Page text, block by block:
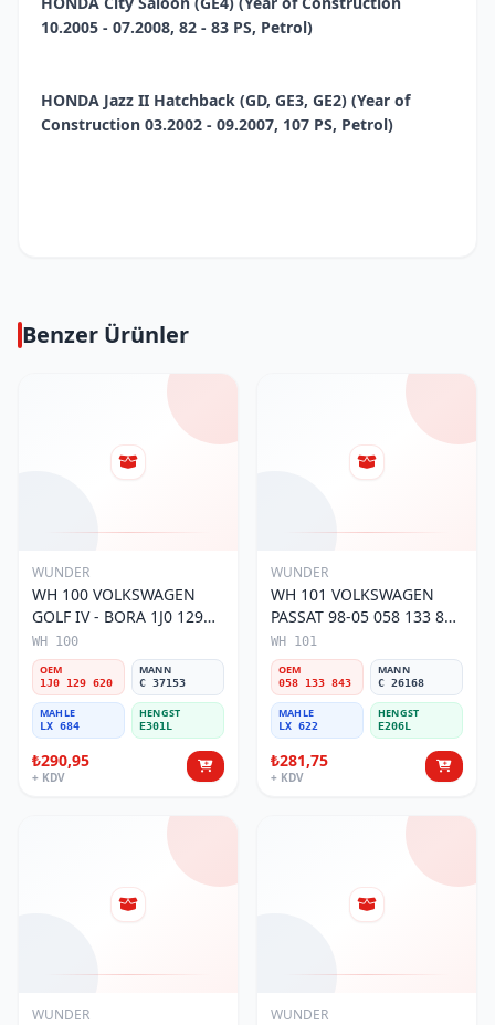
10.2005 - 07.2008, 82 - 83 PS, Petrol)
HONDA Jazz II Hatchback (GD, GE3, GE2) (Year of
Construction 03.2002 - 09.2007, 107 PS, Petrol)
Benzer Ürünler
WUNDER
WH 100 VOLKSWAGEN
GOLF IV - BORA 1J0 129
620 Hava Filtresi
WH 100
OEM
1J0 129 620
MANN
C 37153
MAHLE
LX 684
HENGST
E301L
₺290,95
+ KDV
WUNDER
WH 101 VOLKSWAGEN
PASSAT 98-05 058 133 843
Hava Filtresi
WH 101
OEM
058 133 843
MANN
C 26168
MAHLE
LX 622
HENGST
E206L
₺281,75
+ KDV
WUNDER WUNDER